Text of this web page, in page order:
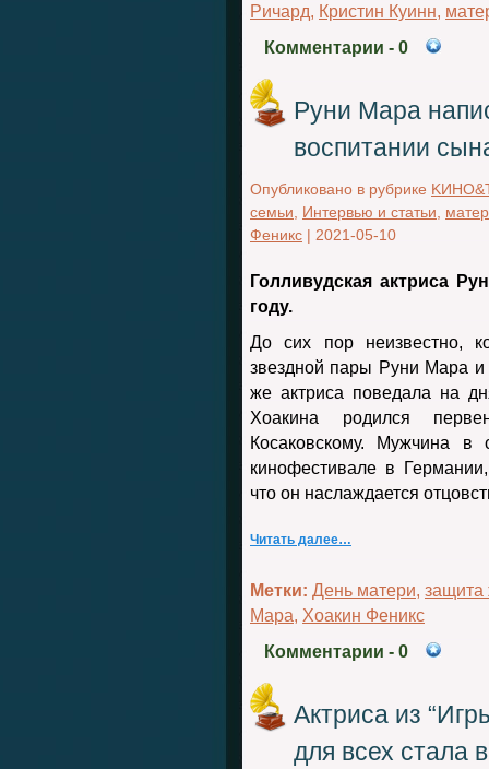
Ричард, Кристин Куинн,
Комментарии - 0
Руни Мара
воспитании
Опубликовано в рубрике
семьи
Интервью и статьи
Феникс | 2021-05-10
Голливудская актриса
году.
До сих пор неизвестно,
звездной пары Руни Мара
же актриса поведала на
Хоакина родился
Косаковскому. Мужчина в
кинофестивале в
что он наслаждается
Читать далее…
Метки: День матери, защита
Мара, Хоакин Феникс
Комментарии - 0
Актриса из
для всех стала